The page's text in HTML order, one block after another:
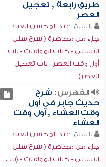
طريق رابعة , تعجيل
العصر
للشيخ: عبد المحسن العباد
جزء من محاضرة ( شرح سنن
النسائي - كتاب المواقيت - باب
أول وقت العصر - باب تعجيل
العصر)
الفهرس: شرح
حديث جابر في أول
وقت العشاء , أول وقت
العشاء
للشيخ: عبد المحسن العباد
جزء من محاضرة ( شرح سنن
النسائي - كتاب المواقيت - (باب